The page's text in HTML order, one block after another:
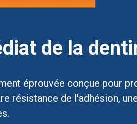
de la
éprouvée conçue pour
résistance de l'adhésion,